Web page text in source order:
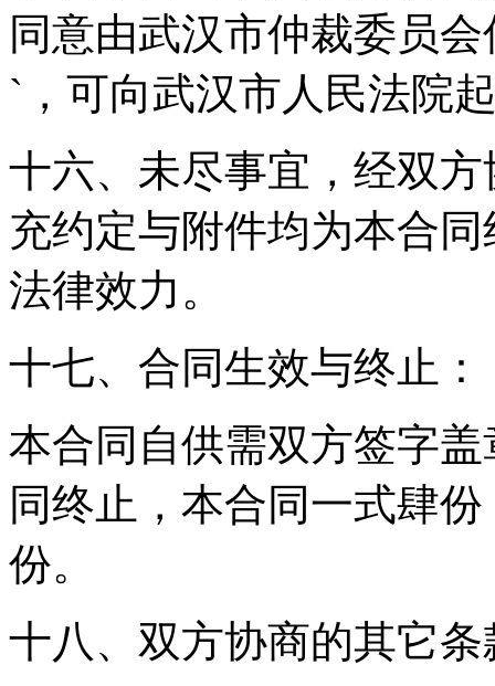
同意由武汉市仲裁委员
`，可向武汉市人民法院
十六、未尽事宜，经双
充约定与附件均为本合
法律效力。
十七、合同生效与终止：
本合同自供需双方签字
同终止，本合同一式肆
份。
十八、双方协商的其它条